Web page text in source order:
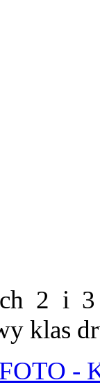
2 i 3
klas
-